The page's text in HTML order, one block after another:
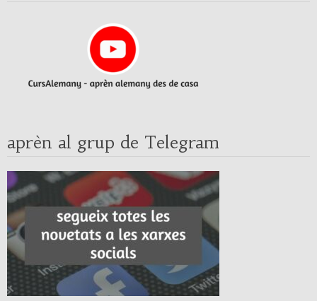
aprèn al grup de Telegram